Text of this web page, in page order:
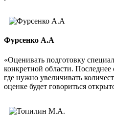
Фурсенко А.А
«Оценивать подготовку
конкретной области.
где нужно увеличивать
оценке будет говориться